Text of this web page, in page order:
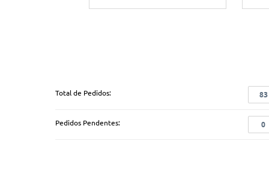
Total de Pedidos: 83
Pedidos Pendentes: 0